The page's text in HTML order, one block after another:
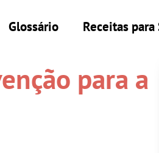
Glossário Receitas para
para a